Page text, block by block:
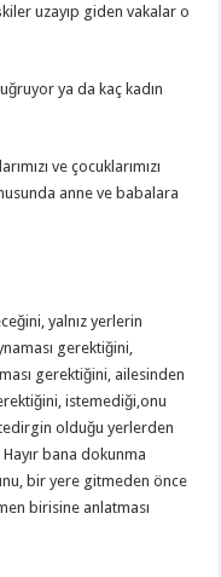
uzayıp giden vakalar o
ya da kaç kadın
ve çocuklarımızı
anne ve babalara
yalnız yerlerin
gerektiğini,
gerektiğini, ailesinden
istemediği,onu
olduğu yerlerden
bana dokunma
bir yere gitmeden önce
birisine anlatması